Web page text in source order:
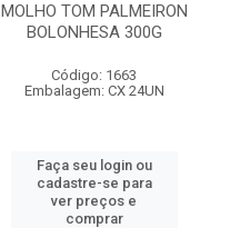
MOLHO TOM PALMEIRON
BOLONHESA 300G
Código: 1663
Embalagem: CX 24UN
Faça seu login ou
cadastre-se para
ver preços e
comprar